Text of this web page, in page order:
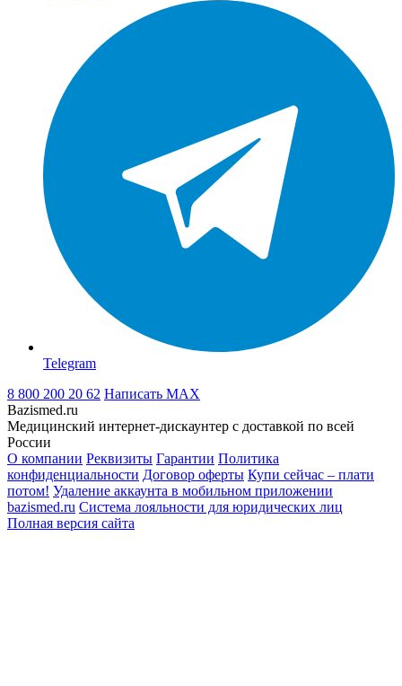
Telegram
8 800 200 20 62 Написать MAX
Bazismed.ru
Медицинский интернет-дискаунтер с доставкой по всей
России
О компании Реквизиты Гарантии Политика
конфиденциальности Договор оферты Купи сейчас – плати
потом! Удаление аккаунта в мобильном приложении
bazismed.ru Система лояльности для юридических лиц
Полная версия сайта